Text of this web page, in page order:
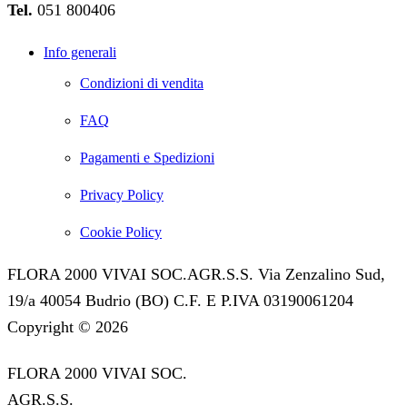
Tel. 051 800406
Info generali
Condizioni di vendita
FAQ
Pagamenti e Spedizioni
Privacy Policy
Cookie Policy
FLORA 2000 VIVAI SOC.AGR.S.S. Via Zenzalino Sud,
19/a 40054 Budrio (BO) C.F. E P.IVA 03190061204
Copyright © 2026
FLORA 2000 VIVAI SOC.
AGR.S.S.